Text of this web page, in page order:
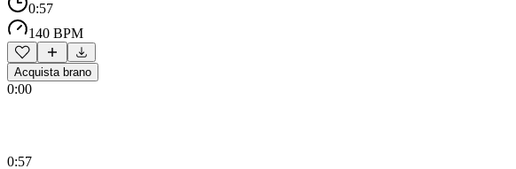
0:57
140 BPM
Acquista brano
0:00
0:57